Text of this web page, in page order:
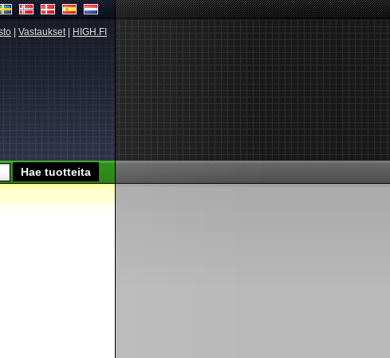
Vastaukset| HIGH.FI